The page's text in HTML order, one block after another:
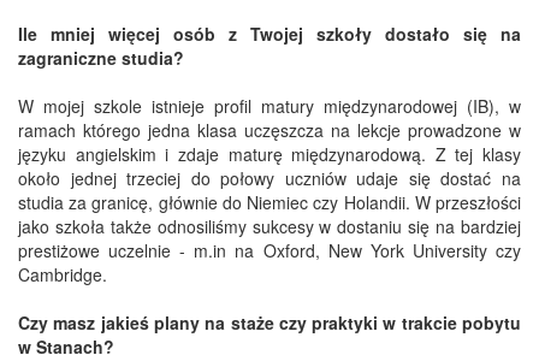
Ile mniej więcej osób z Twojej szkoły dostało się na
zagraniczne studia?
W mojej szkole istnieje profil matury międzynarodowej (IB), w
ramach którego jedna klasa uczęszcza na lekcje prowadzone w
języku angielskim i zdaje maturę międzynarodową. Z tej klasy
około jednej trzeciej do połowy uczniów udaje się dostać na
studia za granicę, głównie do Niemiec czy Holandii. W przeszłości
jako szkoła także odnosiliśmy sukcesy w dostaniu się na bardziej
prestiżowe uczelnie - m.in na Oxford, New York University czy
Cambridge.
Czy masz jakieś plany na staże czy praktyki w trakcie pobytu
w Stanach?